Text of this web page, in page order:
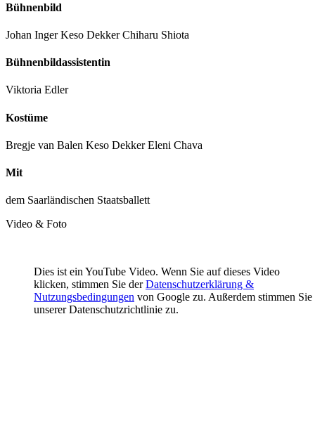
Bühnenbild
Johan Inger Keso Dekker Chiharu Shiota
Bühnenbildassistentin
Viktoria Edler
Kostüme
Bregje van Balen Keso Dekker Eleni Chava
Mit
dem Saarländischen Staatsballett
Video & Foto
Dies ist ein YouTube Video. Wenn Sie auf dieses Video
klicken, stimmen Sie derDatenschutzerklärung &
Nutzungsbedingungen von Google zu. Außerdem stimmen Sie
unserer Datenschutzrichtlinie zu.